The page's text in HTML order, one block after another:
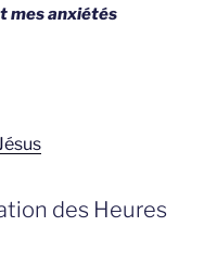
mes anxiétés
des Heures